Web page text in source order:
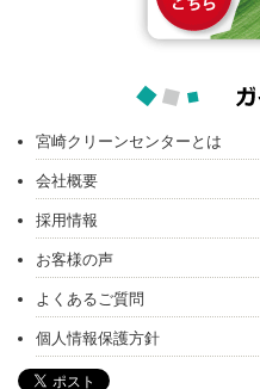
宮崎クリーンセンターとは
会社概要
採用情報
お客様の声
よくあるご質問
個人情報保護方針